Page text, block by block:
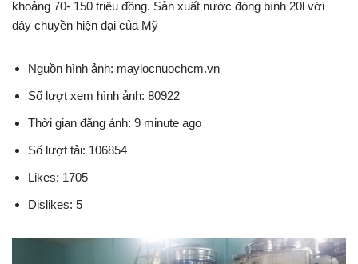
khoảng 70- 150 triệu đồng. Sản xuất nước đóng bình 20l với
dây chuyền hiện đại của Mỹ
Nguồn hình ảnh: maylocnuochcm.vn
Số lượt xem hình ảnh: 80922
Thời gian đăng ảnh: 9 minute ago
Số lượt tải: 106854
Likes: 1705
Dislikes: 5